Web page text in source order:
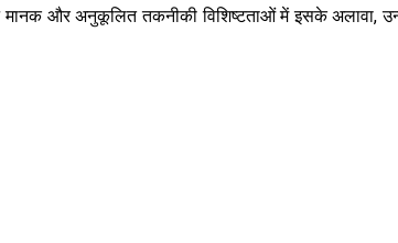
और अनुकूलित तकनीकी विशिष्टताओं में इसके अलावा,